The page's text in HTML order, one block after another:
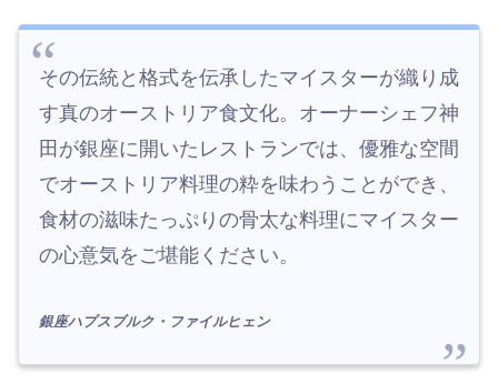
その伝統と格式を伝承したマイスターが織り成
す真のオーストリア食文化。オーナーシェフ神
田が銀座に開いたレストランでは、優雅な空間
でオーストリア料理の粋を味わうことができ、
食材の滋味たっぷりの骨太な料理にマイスター
の心意気をご堪能ください。
銀座ハプスブルク・ファイルヒェン